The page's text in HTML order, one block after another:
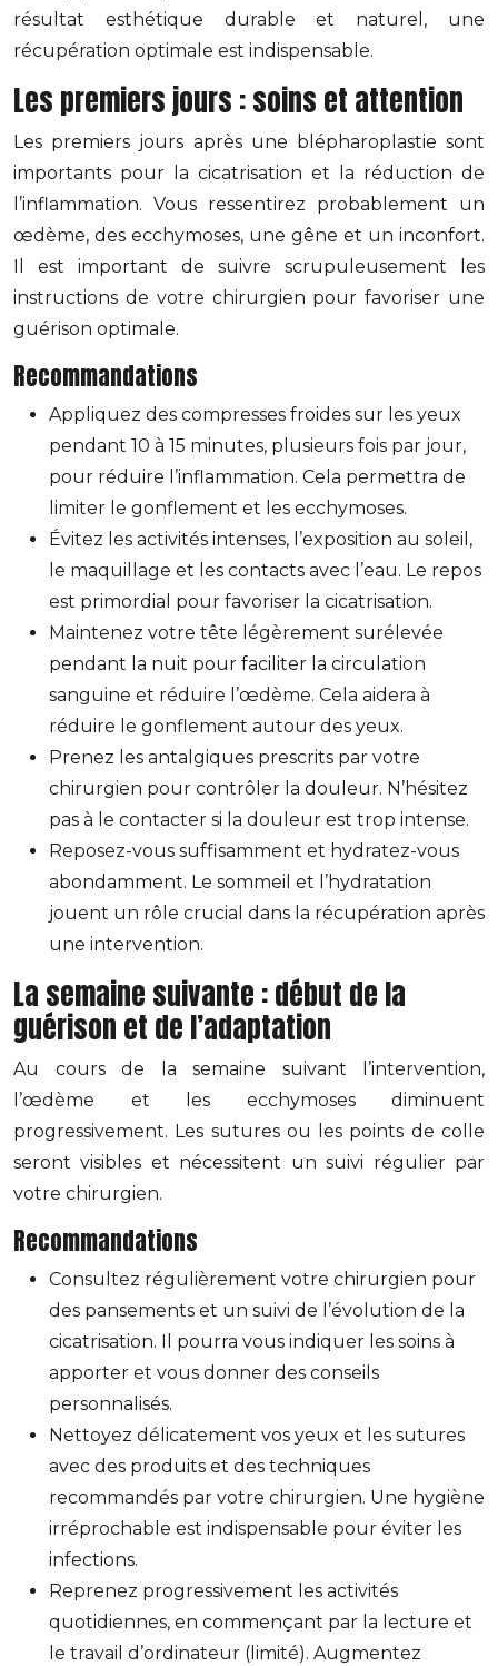
résultat esthétique durable et naturel, une
récupération optimale est indispensable.
Les premiers jours : soins et attention
Les premiers jours après une blépharoplastie sont
importants pour la cicatrisation et la réduction de
l’inflammation. Vous ressentirez probablement un
œdème, des ecchymoses, une gêne et un inconfort.
Il est important de suivre scrupuleusement les
instructions de votre chirurgien pour favoriser une
guérison optimale.
Recommandations
Appliquez des compresses froides sur les yeux
pendant 10 à 15 minutes, plusieurs fois par jour,
pour réduire l’inflammation. Cela permettra de
limiter le gonflement et les ecchymoses.
Évitez les activités intenses, l’exposition au soleil,
le maquillage et les contacts avec l’eau. Le repos
est primordial pour favoriser la cicatrisation.
Maintenez votre tête légèrement surélevée
pendant la nuit pour faciliter la circulation
sanguine et réduire l’œdème. Cela aidera à
réduire le gonflement autour des yeux.
Prenez les antalgiques prescrits par votre
chirurgien pour contrôler la douleur. N’hésitez
pas à le contacter si la douleur est trop intense.
Reposez-vous suffisamment et hydratez-vous
abondamment. Le sommeil et l’hydratation
jouent un rôle crucial dans la récupération après
une intervention.
La semaine suivante : début de la
guérison et de l’adaptation
Au cours de la semaine suivant l’intervention,
l’œdème et les ecchymoses diminuent
progressivement. Les sutures ou les points de colle
seront visibles et nécessitent un suivi régulier par
votre chirurgien.
Recommandations
Consultez régulièrement votre chirurgien pour
des pansements et un suivi de l’évolution de la
cicatrisation. Il pourra vous indiquer les soins à
apporter et vous donner des conseils
personnalisés.
Nettoyez délicatement vos yeux et les sutures
avec des produits et des techniques
recommandés par votre chirurgien. Une hygiène
irréprochable est indispensable pour éviter les
infections.
Reprenez progressivement les activités
quotidiennes, en commençant par la lecture et
le travail d’ordinateur (limité). Augmentez